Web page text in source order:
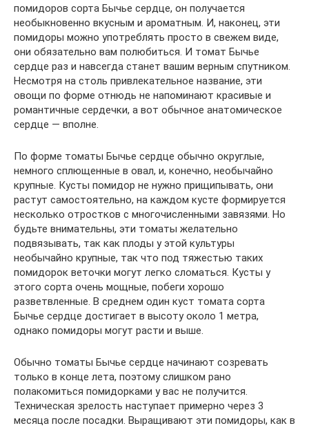
помидоров сорта Бычье сердце, он получается
необыкновенно вкусным и ароматным. И, наконец, эти
помидоры можно употреблять просто в свежем виде,
они обязательно вам полюбиться. И томат Бычье
сердце раз и навсегда станет вашим верным спутником.
Несмотря на столь привлекательное название, эти
овощи по форме отнюдь не напоминают красивые и
романтичные сердечки, а вот обычное анатомическое
сердце — вполне.
По форме томаты Бычье сердце обычно округлые,
немного сплющенные в овал, и, конечно, необычайно
крупные. Кусты помидор не нужно прищипывать, они
растут самостоятельно, на каждом кусте формируется
несколько отростков с многочисленными завязями. Но
будьте внимательны, эти томаты желательно
подвязывать, так как плоды у этой культуры
необычайно крупные, так что под тяжестью таких
помидорок веточки могут легко сломаться. Кусты у
этого сорта очень мощные, побеги хорошо
разветвленные. В среднем один куст томата сорта
Бычье сердце достигает в высоту около 1 метра,
однако помидоры могут расти и выше.
Обычно томаты Бычье сердце начинают созревать
только в конце лета, поэтому слишком рано
полакомиться помидорками у вас не получится.
Техническая зрелость наступает примерно через 3
месяца после посадки. Выращивают эти помидоры, как в